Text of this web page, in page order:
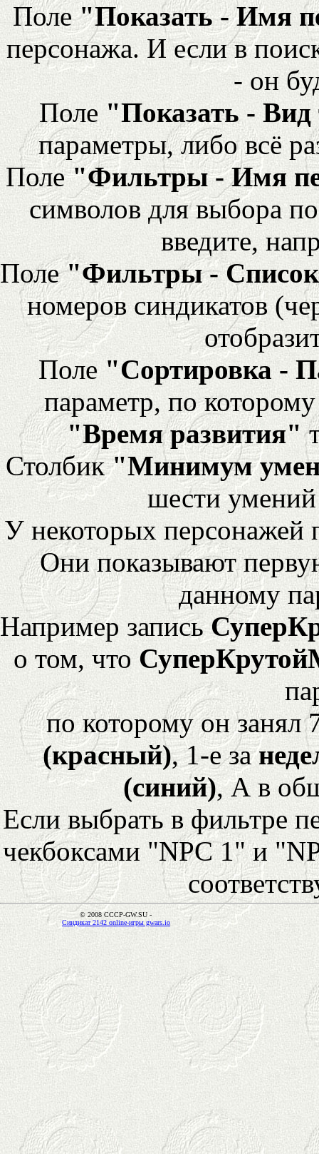
Поле"Показать - Имя
персонажа. И если в
- он
Поле "Показать -
параметры, либо всё
Поле"Фильтры - Имя
символов для выбора
введите,
Поле"Фильтры - Список
номеров синдикатов
Поле "Сортировка -
параметр, по
"Время развития"
Столбик"Минимум
шести
У некоторых персонажей
Они показывают
данному
Например запись
о том, что
по которому он
(красный), 1-е за
(синий), А в
Если выбрать в фильтре
чекбоксами "NPC 1" и
© 2008 CCCP-GW.SU -
Синдикат 2142 online-игры gwars.io